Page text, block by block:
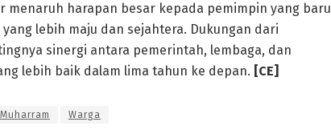
menaruh harapan besar kepada pemimpin yang baru
lebih maju dan sejahtera. Dukungan dari
sinergi antara pemerintah, lembaga, dan
lebih baik dalam lima tahun ke depan. [CE]
Warga